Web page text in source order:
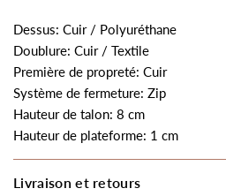
Dessus: Cuir / Polyuréthane
Doublure: Cuir / Textile
Première de propreté: Cuir
Système de fermeture: Zip
Hauteur de talon: 8 cm
Hauteur de plateforme: 1 cm
Livraison et retours